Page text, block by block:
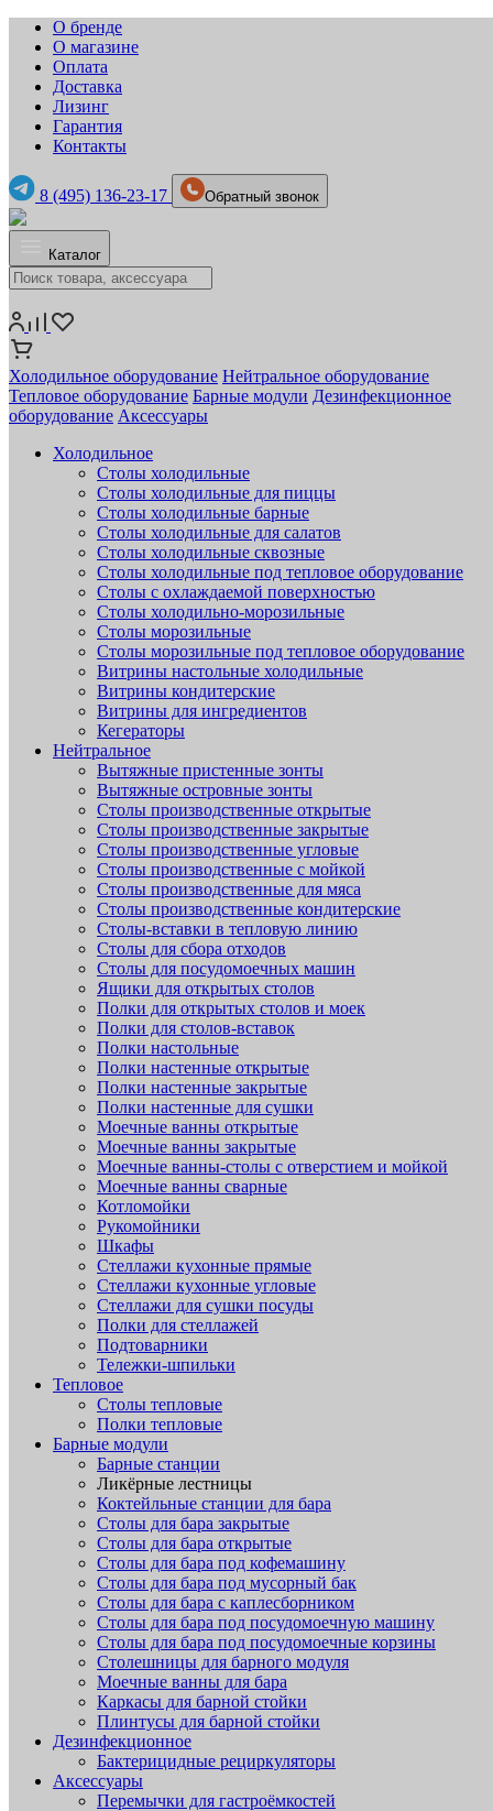
О бренде
О магазине
Оплата
Доставка
Лизинг
Гарантия
Контакты
8 (495) 136-23-17 Обратный звонок
Каталог
Холодильное оборудование Нейтральное оборудование
Тепловое оборудование Барные модули Дезинфекционное
оборудование Аксессуары
Холодильное
Столы холодильные
Столы холодильные для пиццы
Столы холодильные барные
Столы холодильные для салатов
Столы холодильные сквозные
Столы холодильные под тепловое оборудование
Столы с охлаждаемой поверхностью
Столы холодильно-морозильные
Столы морозильные
Столы морозильные под тепловое оборудование
Витрины настольные холодильные
Витрины кондитерские
Витрины для ингредиентов
Кегераторы
Нейтральное
Вытяжные пристенные зонты
Вытяжные островные зонты
Столы производственные открытые
Столы производственные закрытые
Столы производственные угловые
Столы производственные с мойкой
Столы производственные для мяса
Столы производственные кондитерские
Столы-вставки в тепловую линию
Столы для сбора отходов
Столы для посудомоечных машин
Ящики для открытых столов
Полки для открытых столов и моек
Полки для столов-вставок
Полки настольные
Полки настенные открытые
Полки настенные закрытые
Полки настенные для сушки
Моечные ванны открытые
Моечные ванны закрытые
Моечные ванны-столы с отверстием и мойкой
Моечные ванны сварные
Котломойки
Рукомойники
Шкафы
Стеллажи кухонные прямые
Стеллажи кухонные угловые
Стеллажи для сушки посуды
Полки для стеллажей
Подтоварники
Тележки-шпильки
Тепловое
Столы тепловые
Полки тепловые
Барные модули
Барные станции
Ликёрные лестницы
Коктейльные станции для бара
Столы для бара закрытые
Столы для бара открытые
Столы для бара под кофемашину
Столы для бара под мусорный бак
Столы для бара с каплесборником
Столы для бара под посудомоечную машину
Столы для бара под посудомоечные корзины
Столешницы для барного модуля
Моечные ванны для бара
Каркасы для барной стойки
Плинтусы для барной стойки
Дезинфекционное
Бактерицидные рециркуляторы
Аксессуары
Перемычки для гастроёмкостей